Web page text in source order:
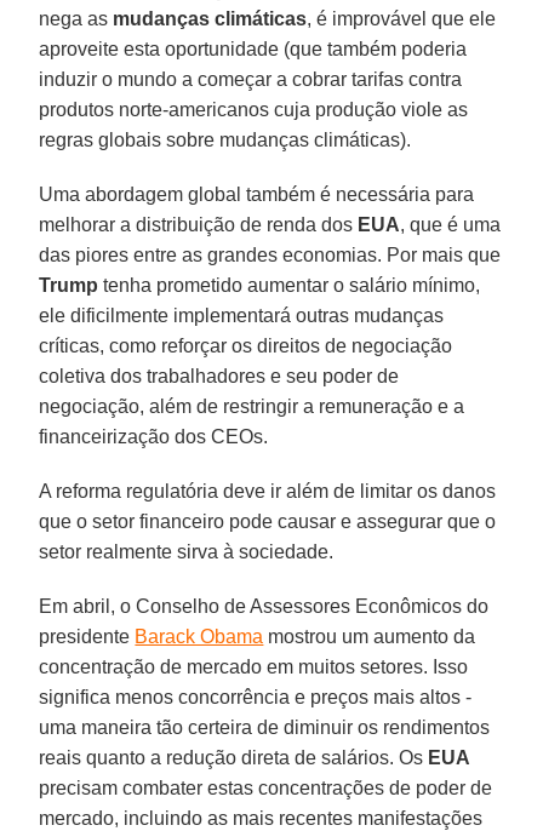
nega as mudanças climáticas, é improvável que ele
aproveite esta oportunidade (que também poderia
induzir o mundo a começar a cobrar tarifas contra
produtos norte-americanos cuja produção viole as
regras globais sobre mudanças climáticas).
Uma abordagem global também é necessária para
melhorar a distribuição de renda dos EUA, que é uma
das piores entre as grandes economias. Por mais que
Trump tenha prometido aumentar o salário mínimo,
ele dificilmente implementará outras mudanças
críticas, como reforçar os direitos de negociação
coletiva dos trabalhadores e seu poder de
negociação, além de restringir a remuneração e a
financeirização dos CEOs.
A reforma regulatória deve ir além de limitar os danos
que o setor financeiro pode causar e assegurar que o
setor realmente sirva à sociedade.
Em abril, o Conselho de Assessores Econômicos do
presidente Barack Obama mostrou um aumento da
concentração de mercado em muitos setores. Isso
significa menos concorrência e preços mais altos -
uma maneira tão certeira de diminuir os rendimentos
reais quanto a redução direta de salários. Os EUA
precisam combater estas concentrações de poder de
mercado, incluindo as mais recentes manifestações